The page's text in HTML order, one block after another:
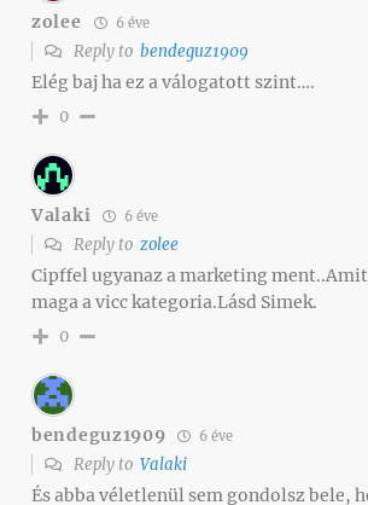
zolee 6 éve
Reply to bendeguz1909
Elég baj ha ez a válogatott szint….
0
Valaki 6 éve
Reply to zolee
Cipffel ugyanaz a marketing
maga a vicc kategoria.Lásd Simek.
0
bendeguz1909 6 éve
Reply to Valaki
És abba véletlenül sem gondolsz bele,